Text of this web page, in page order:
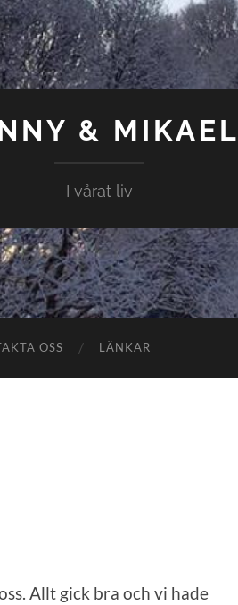
& MIKAEL
I vårat liv
OSS LÄNKAR
Allt gick bra och vi hade